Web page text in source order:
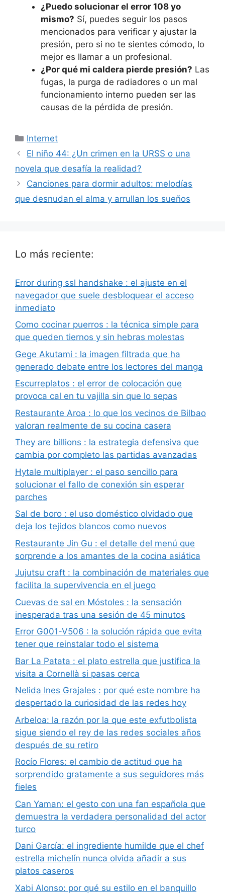
¿Puedo solucionar el error 108 yo
mismo? Sí, puedes seguir los pasos
mencionados para verificar y ajustar la
presión, pero si no te sientes cómodo, lo
mejor es llamar a un profesional.
¿Por qué mi caldera pierde presión? Las
fugas, la purga de radiadores o un mal
funcionamiento interno pueden ser las
causas de la pérdida de presión.
Categorías
Internet
El niño 44: ¿Un crimen en la URSS o una
novela que desafía la realidad?
Canciones para dormir adultos: melodías
que desnudan el alma y arrullan los sueños
Lo más reciente:
Error during ssl handshake : el ajuste en el
navegador que suele desbloquear el acceso
inmediato
Como cocinar puerros : la técnica simple para
que queden tiernos y sin hebras molestas
Gege Akutami : la imagen filtrada que ha
generado debate entre los lectores del manga
Escurreplatos : el error de colocación que
provoca cal en tu vajilla sin que lo sepas
Restaurante Aroa : lo que los vecinos de Bilbao
valoran realmente de su cocina casera
They are billions : la estrategia defensiva que
cambia por completo las partidas avanzadas
Hytale multiplayer : el paso sencillo para
solucionar el fallo de conexión sin esperar
parches
Sal de boro : el uso doméstico olvidado que
deja los tejidos blancos como nuevos
Restaurante Jin Gu : el detalle del menú que
sorprende a los amantes de la cocina asiática
Jujutsu craft : la combinación de materiales que
facilita la supervivencia en el juego
Cuevas de sal en Móstoles : la sensación
inesperada tras una sesión de 45 minutos
Error G001-V506 : la solución rápida que evita
tener que reinstalar todo el sistema
Bar La Patata : el plato estrella que justifica la
visita a Cornellà si pasas cerca
Nelida Ines Grajales : por qué este nombre ha
despertado la curiosidad de las redes hoy
Arbeloa: la razón por la que este exfutbolista
sigue siendo el rey de las redes sociales años
después de su retiro
Rocío Flores: el cambio de actitud que ha
sorprendido gratamente a sus seguidores más
fieles
Can Yaman: el gesto con una fan española que
demuestra la verdadera personalidad del actor
turco
Dani García: el ingrediente humilde que el chef
estrella michelín nunca olvida añadir a sus
platos caseros
Xabi Alonso: por qué su estilo en el banquillo